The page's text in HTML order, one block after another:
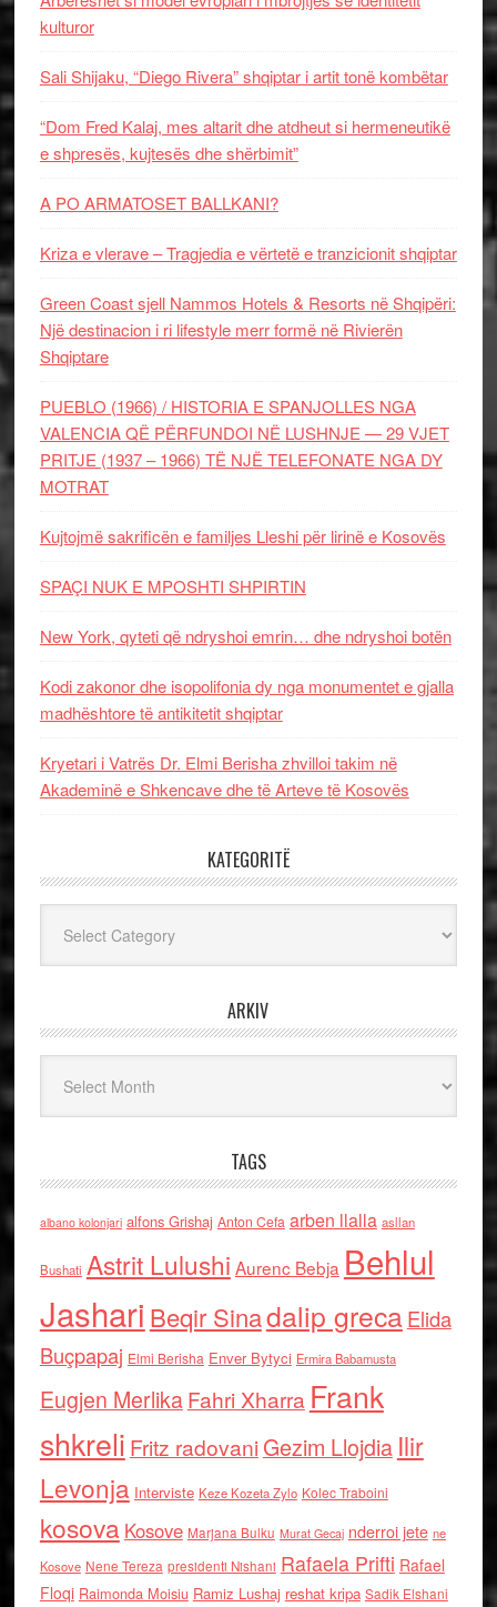
kulturor
Sali Shijaku, “Diego Rivera” shqiptar i artit tonë kombëtar
“Dom Fred Kalaj, mes altarit dhe atdheut si hermeneutikë
e shpresës, kujtesës dhe shërbimit”
A PO ARMATOSET BALLKANI?
Kriza e vlerave – Tragjedia e vërtetë e tranzicionit shqiptar
Green Coast sjell Nammos Hotels & Resorts në Shqipëri:
Një destinacion i ri lifestyle merr formë në Rivierën
Shqiptare
PUEBLO (1966) / HISTORIA E SPANJOLLES NGA
VALENCIA QË PËRFUNDOI NË LUSHNJE — 29 VJET
PRITJE (1937 – 1966) TË NJË TELEFONATE NGA DY
MOTRAT
Kujtojmë sakrificën e familjes Lleshi për lirinë e Kosovës
SPAÇI NUK E MPOSHTI SHPIRTIN
New York, qyteti që ndryshoi emrin… dhe ndryshoi botën
Kodi zakonor dhe isopolifonia dy nga monumentet e gjalla
madhështore të antikitetit shqiptar
Kryetari i Vatrës Dr. Elmi Berisha zhvilloi takim në
Akademinë e Shkencave dhe të Arteve të Kosovës
KATEGORITË
ARKIV
TAGS
albano kolonjari alfons Grishaj Anton Cefa arben llalla asllan
Bushati Astrit Lulushi Aurenc Bebja Behlul
Jashari Beqir Sinadalip grecaElida
Buçpapaj Elmi Berisha Enver Bytyci Ermira Babamusta
Eugjen MerlikaFahri Xharra Frank
shkreli Fritz radovaniGezim Llojdia Ilir
Levonja Interviste Keze Kozeta Zylo Kolec Traboini
kosova Kosove Marjana Bulku Murat Gecaj nderroi jete ne
Kosove Nene Tereza presidenti Nishani Rafaela Prifti Rafael
Floqi Raimonda Moisiu Ramiz Lushaj reshat kripa Sadik Elshani